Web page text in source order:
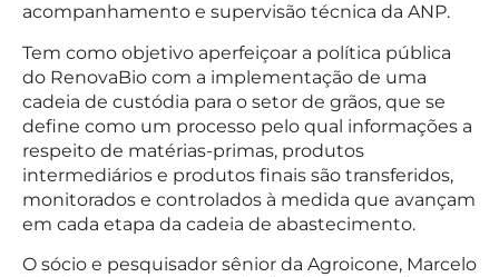
acompanhamento e supervisão técnica da ANP.
Tem como objetivo aperfeiçoar a política pública
do RenovaBio com a implementação de uma
cadeia de custódia para o setor de grãos, que se
define como um processo pelo qual informações a
respeito de matérias-primas, produtos
intermediários e produtos finais são transferidos,
monitorados e controlados à medida que avançam
em cada etapa da cadeia de abastecimento.
O sócio e pesquisador sênior da Agroicone, Marcelo